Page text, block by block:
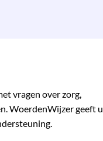
vragen over zorg,
WoerdenWijzer geeft u